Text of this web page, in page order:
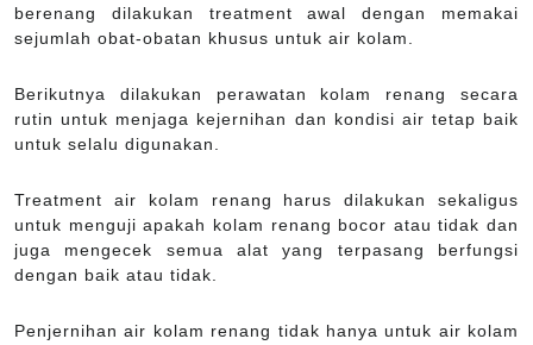
berenang dilakukan treatment awal dengan memakai
sejumlah obat-obatan khusus untuk air kolam.
Berikutnya dilakukan perawatan kolam renang secara
rutin untuk menjaga kejernihan dan kondisi air tetap baik
untuk selalu digunakan.
Treatment air kolam renang harus dilakukan sekaligus
untuk menguji apakah kolam renang bocor atau tidak dan
juga mengecek semua alat yang terpasang berfungsi
dengan baik atau tidak.
Penjernihan air kolam renang tidak hanya untuk air kolam